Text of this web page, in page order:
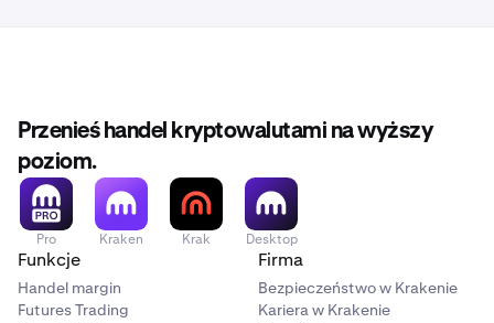
Przenieś handel kryptowalutami na wyższy
poziom.
Pro Kraken Krak Desktop
Funkcje
Handel margin
Futures Trading
Firma
Bezpieczeństwo w Krakenie
Kariera w Krakenie